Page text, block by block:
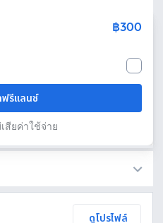
฿300
รีแลนซ์
สียค่าใช้จ่าย
ดูโปรไฟล์